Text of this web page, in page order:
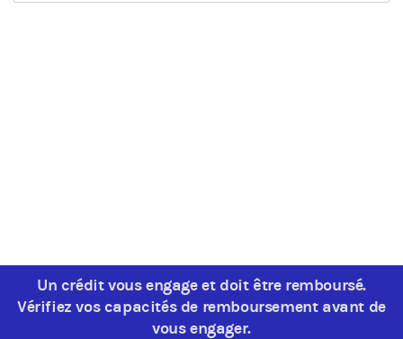
Un crédit vous engage et doit être remboursé.
Vérifiez vos capacités de remboursement avant de
vous engager.